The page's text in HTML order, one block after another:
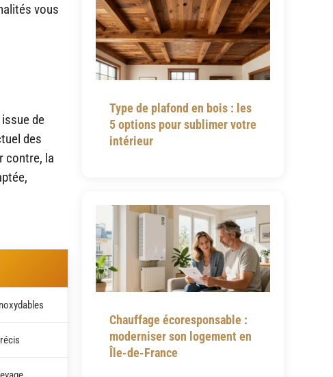
vous
de
des
contre, la
Type de plafond en bois : les
5 options pour sublimer votre
intérieur
Chauffage écoresponsable :
moderniser son logement en
Île-de-France